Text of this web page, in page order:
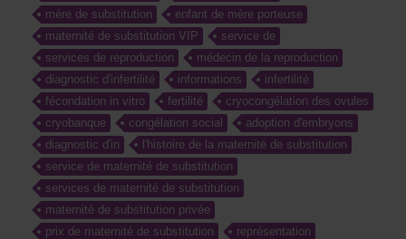
mère de substitution
enfant de mère porteuse
maternité de substitution VIP
service de
services de reproduction
médecin de la reproduction
diagnostic d'infertilité
informations
infertilité
fécondation in vitro
fertilité
cryocongélation des ovules
cryobanque
congélation social
adoption d'embryons
diagnostic d'in
l'histoire de la maternité de substitution
service de maternité de substitution
services de maternité de substitution
maternité de substitution privée
prix de maternité de substitution
représentation